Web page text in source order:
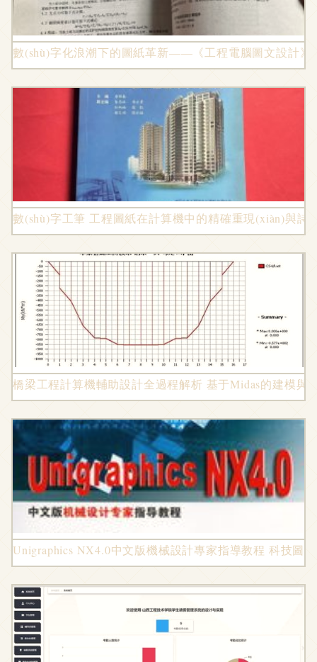
數(shù)字化浪潮下的圖紙革新——《工程電腦圖文設計》
數(shù)字工筆 工程圖紙在計算機中的精確重現(xiàn)與詩
橋梁工程計算機輔助設計全過程解析 基于Midas的建模與
Unigraphics NX4.0中文版機械設計專家指導教程 科技圖